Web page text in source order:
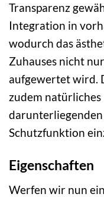
Transparenz
Integration in
wodurch das
Zuhauses nicht
aufgewertet wird.
zudem
Schutzfunktion
Eigenschaften
Werfen wir nun